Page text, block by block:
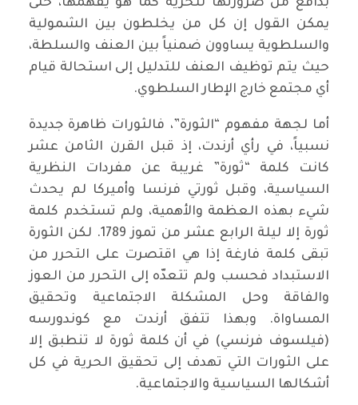
بدافع من ضرورتها للحرية كما هو يفهمها، حتى
يمكن القول إن كل من يخلطون بين الشمولية
والسلطوية يساوون ضمنياً بين العنف والسلطة،
حيث يتم توظيف العنف للتدليل إلى استحالة قيام
أي مجتمع خارج الإطار السلطوي.
أما لجهة مفهوم “الثورة”، فالثورات ظاهرة جديدة
نسبياً، في رأي أرندت، إذ قبل القرن الثامن عشر
كانت كلمة “ثورة” غريبة عن مفردات النظرية
السياسية، وقبل ثورتي فرنسا وأميركا لم يحدث
شيء بهذه العظمة والأهمية، ولم تستخدم كلمة
ثورة إلا ليلة الرابع عشر من تموز 1789. لكن الثورة
تبقى كلمة فارغة إذا هي اقتصرت على التحرر من
الاستبداد فحسب ولم تتعدّه إلى التحرر من العوز
والفاقة وحل المشكلة الاجتماعية وتحقيق
المساواة. وبهذا تتفق أرندت مع كوندورسه
(فيلسوف فرنسي) في أن كلمة ثورة لا تنطبق إلا
على الثورات التي تهدف إلى تحقيق الحرية في كل
أشكالها السياسية والاجتماعية.